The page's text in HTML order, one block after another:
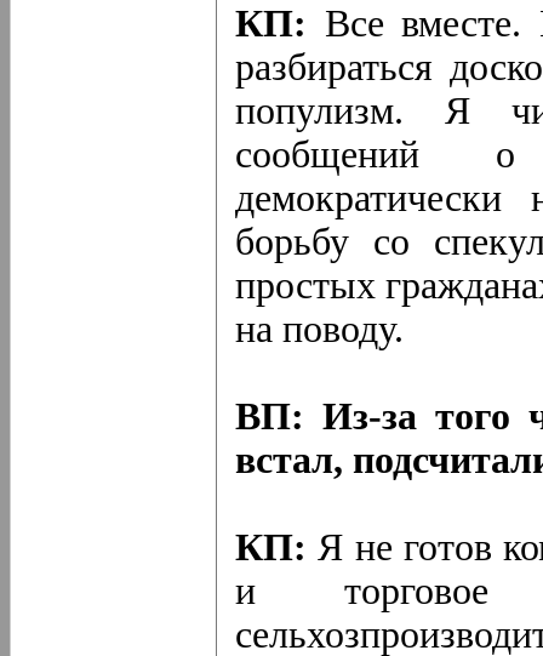
КП: Все вместе.
разбираться
популизм. Я
сообщений о
демократически
борьбу со
простых
на поводу.
ВП: Из-за того
встал,
КП: Я не готов
и торговое